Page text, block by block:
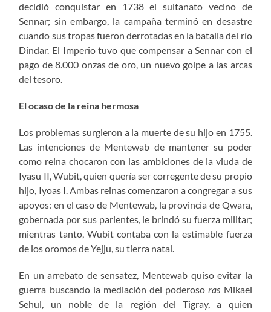
decidió conquistar en 1738 el sultanato vecino de
Sennar; sin embargo, la campaña terminó en desastre
cuando sus tropas fueron derrotadas en la batalla del río
Dindar. El Imperio tuvo que compensar a Sennar con el
pago de 8.000 onzas de oro, un nuevo golpe a las arcas
del tesoro.
El ocaso de la reina hermosa
Los problemas surgieron a la muerte de su hijo en 1755.
Las intenciones de Mentewab de mantener su poder
como reina chocaron con las ambiciones de la viuda de
Iyasu II, Wubit, quien quería ser corregente de su propio
hijo, Iyoas I. Ambas reinas comenzaron a congregar a sus
apoyos: en el caso de Mentewab, la provincia de Qwara,
gobernada por sus parientes, le brindó su fuerza militar;
mientras tanto, Wubit contaba con la estimable fuerza
de los oromos de Yejju, su tierra natal.
En un arrebato de sensatez, Mentewab quiso evitar la
guerra buscando la mediación del poderosoras Mikael
Sehul, un noble de la región del Tigray, a quien